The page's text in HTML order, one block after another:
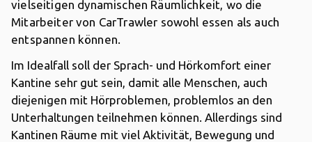
vielseitigen dynamischen Räumlichkeit, wo die
Mitarbeiter von CarTrawler sowohl essen als auch
entspannen können.
Im Idealfall soll der Sprach- und Hörkomfort einer
Kantine sehr gut sein, damit alle Menschen, auch
diejenigen mit Hörproblemen, problemlos an den
Unterhaltungen teilnehmen können. Allerdings sind
Kantinen Räume mit viel Aktivität, Bewegung und